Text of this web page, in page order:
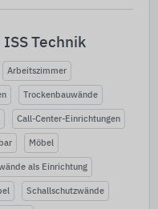
ISS Technik
Arbeitszimmer
Trockenbauwände
Call-Center-Einrichtungen
Möbel
als Einrichtung
Schallschutzwände